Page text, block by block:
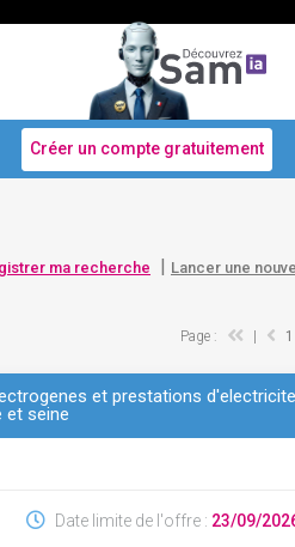
Créer un compte gratuitement
ma recherche | Lancer une
Page : 1
et prestations
et seine
Date limite de l'offre : 23/09/